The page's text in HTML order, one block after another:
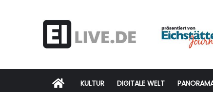
Startseite
KULTUR DIGITALE WELT